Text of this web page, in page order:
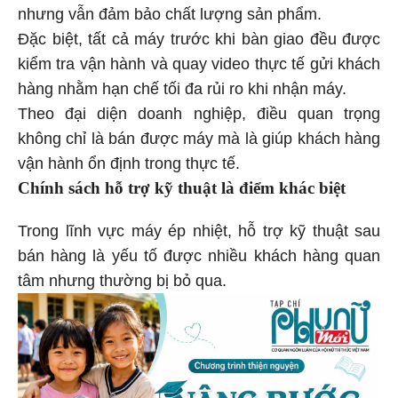
nhưng vẫn đảm bảo chất lượng sản phẩm.
Đặc biệt, tất cả máy trước khi bàn giao đều được
kiểm tra vận hành và quay video thực tế gửi khách
hàng nhằm hạn chế tối đa rủi ro khi nhận máy.
Theo đại diện doanh nghiệp, điều quan trọng
không chỉ là bán được máy mà là giúp khách hàng
vận hành ổn định trong thực tế.
Chính sách hỗ trợ kỹ thuật là điểm khác biệt
Trong lĩnh vực máy ép nhiệt, hỗ trợ kỹ thuật sau
bán hàng là yếu tố được nhiều khách hàng quan
tâm nhưng thường bị bỏ qua.